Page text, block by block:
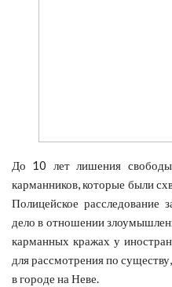
До 10 лет лишения
карманников, которые были
Полицейское расследование
дело в отношении
карманных кражах у
для рассмотрения по
в городе на Неве.